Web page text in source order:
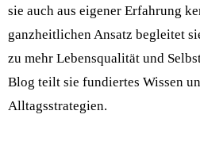
sie auch aus eigener Erfahrung
ganzheitlichen Ansatz begleitet
zu mehr Lebensqualität und
Blog teilt sie fundiertes Wissen
Alltagsstrategien.